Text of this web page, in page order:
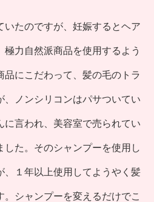
たのですが、妊娠するとヘア
力自然派商品を使用するよう
にこだわって、髪の毛のトラ
ノンシリコンはパサついてい
に言われ、美容室で売られてい
た。そのシャンプーを使用し
、１年以上使用してようやく髪
シャンプーを変えるだけでこ